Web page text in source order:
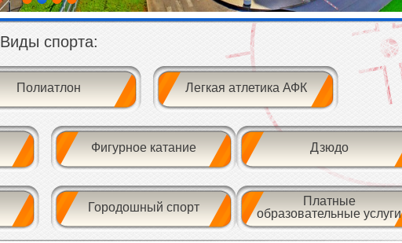
Виды спорта:
Полиатлон Легкая атлетика АФК
Фигурное катание Дзюдо
Городошный спорт
Платные
образовательные услуги